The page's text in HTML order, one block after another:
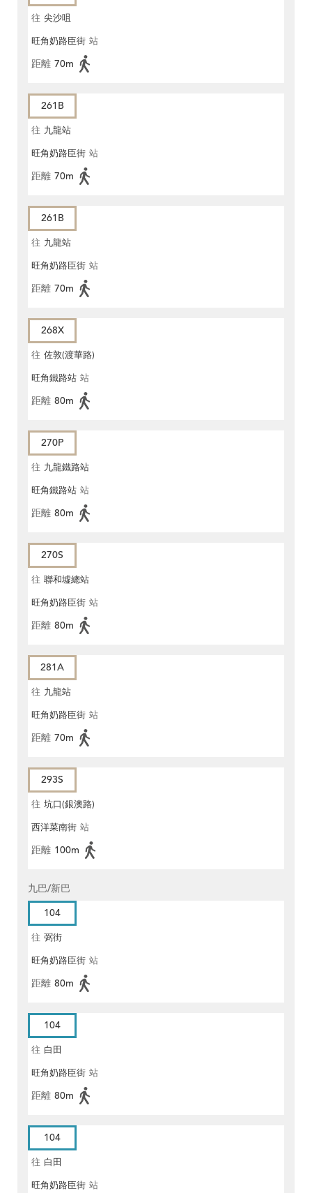
往 尖沙咀
旺角奶路臣街 站
距離 70m
261B
往 九龍站
旺角奶路臣街 站
距離 70m
261B
往 九龍站
旺角奶路臣街 站
距離 70m
268X
往 佐敦(渡華路)
旺角鐵路站 站
距離 80m
270P
往 九龍鐵路站
旺角鐵路站 站
距離 80m
270S
往 聯和墟總站
旺角奶路臣街 站
距離 80m
281A
往 九龍站
旺角奶路臣街 站
距離 70m
293S
往 坑口(銀澳路)
西洋菜南街 站
距離 100m
九巴/新巴
104
往 弼街
旺角奶路臣街 站
距離 80m
104
往 白田
旺角奶路臣街 站
距離 80m
104
往 白田
旺角奶路臣街 站